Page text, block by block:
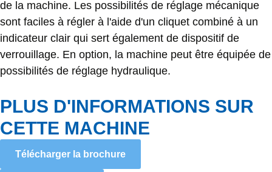
de la machine. Les possibilités de réglage mécanique
sont faciles à régler à l'aide d'un cliquet combiné à un
indicateur clair qui sert également de dispositif de
verrouillage. En option, la machine peut être équipée de
possibilités de réglage hydraulique.
PLUS D'INFORMATIONS SUR
CETTE MACHINE
Télécharger la brochure